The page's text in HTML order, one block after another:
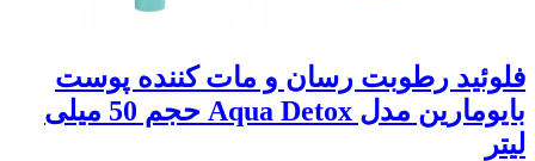
فلوئید رطوبت رسان و مات کننده پوست
بایومارین مدل Aqua Detox حجم 50 میلی
لیتر